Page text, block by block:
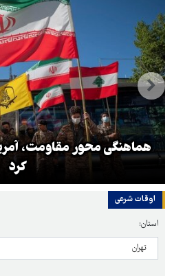
هماهنگی محور مقاومت،
کرد
اوقات شرعی
استان: